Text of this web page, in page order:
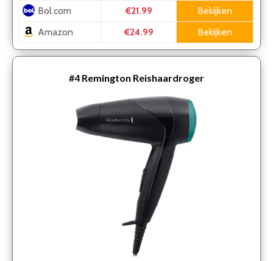
Bol.com €21.99
Bekijken
Amazon
€24.99 Bekijken
#4 Remington Reishaardroger